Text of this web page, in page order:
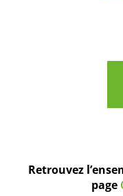
Retrouvez
page